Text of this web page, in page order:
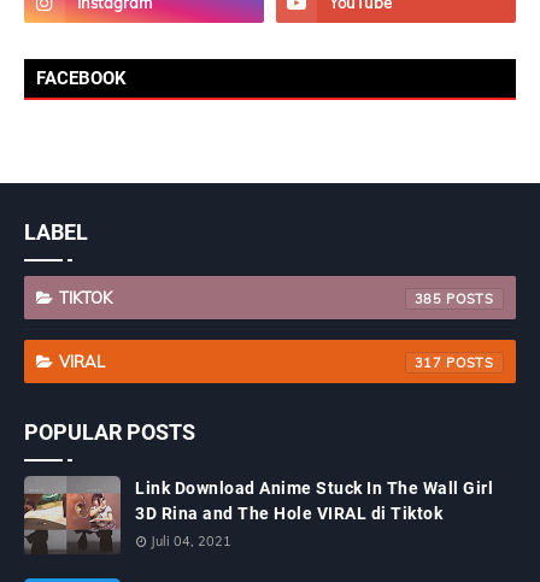
FACEBOOK
LABEL
TIKTOK 385
VIRAL 317
POPULAR POSTS
Link Download Anime Stuck In The Wall Girl
3D Rina and The Hole VIRAL di Tiktok
Juli 04, 2021